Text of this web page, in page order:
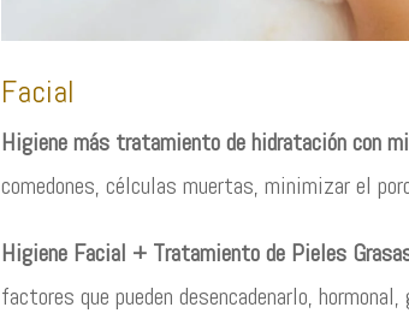
Facial
Higiene más tratamiento de hidratación con
comedones, célculas muertas, minimizar el
Higiene Facial + Tratamiento de Pieles
factores que pueden desencadenarlo,